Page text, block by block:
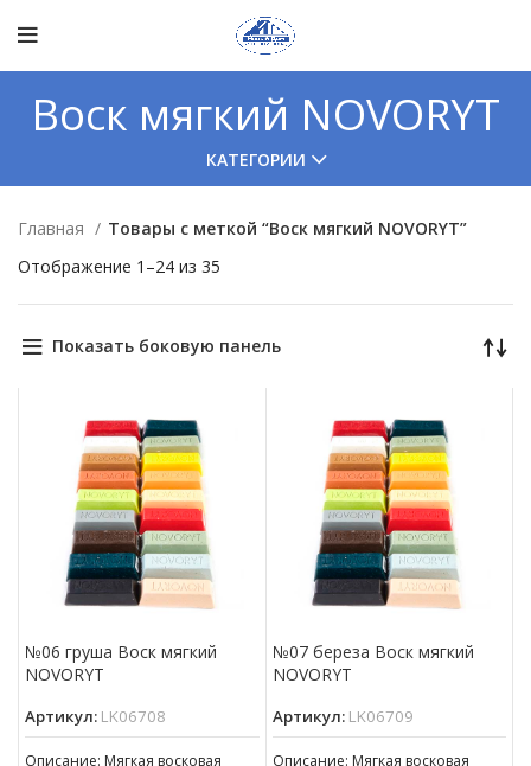
Воск мягкий NOVORYT
КАТЕГОРИИ
Главная
Товары с меткой “Воск мягкий NOVORYT”
Отображение 1–24 из 35
Показать боковую панель
№06 груша Воск мягкий
NOVORYT
Артикул: LK06708
Описание: Мягкая восковая
№07 береза Воск мягкий
NOVORYT
Артикул: LK06709
Описание: Мягкая восковая